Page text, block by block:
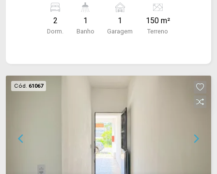
adicional para mais veículos.
2
Dorm.
1
Banho
1
Garagem
150 m²
Terreno
Cód. 61067